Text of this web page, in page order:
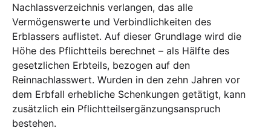
Nachlassverzeichnis verlangen, das alle
Vermögenswerte und Verbindlichkeiten des
Erblassers auflistet. Auf dieser Grundlage wird die
Höhe des Pflichtteils berechnet – als Hälfte des
gesetzlichen Erbteils, bezogen auf den
Reinnachlasswert. Wurden in den zehn Jahren vor
dem Erbfall erhebliche Schenkungen getätigt, kann
zusätzlich ein Pflichtteilsergänzungsanspruch
bestehen.